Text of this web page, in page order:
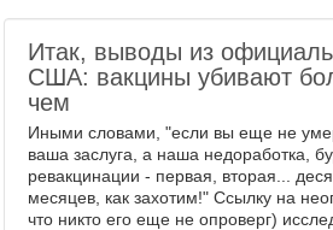
Итак, выводы из
США: вакцины убивают
чем
Иными словами, "если вы еще не
ваша заслуга, а наша недоработка,
ревакцинации - первая, вторая...
месяцев, как захотим!" Ссылку на
что никто его еще не опроверг)